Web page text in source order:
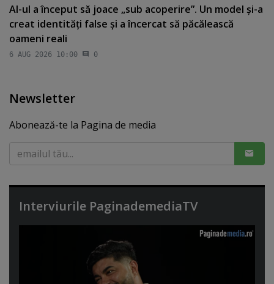
AI-ul a început să joace „sub acoperire”. Un model şi-a
creat identităţi false şi a încercat să păcălească
oameni reali
6 AUG 2026 10:00 0
Newsletter
Abonează-te la Pagina de media
Interviurile PaginademediaTV